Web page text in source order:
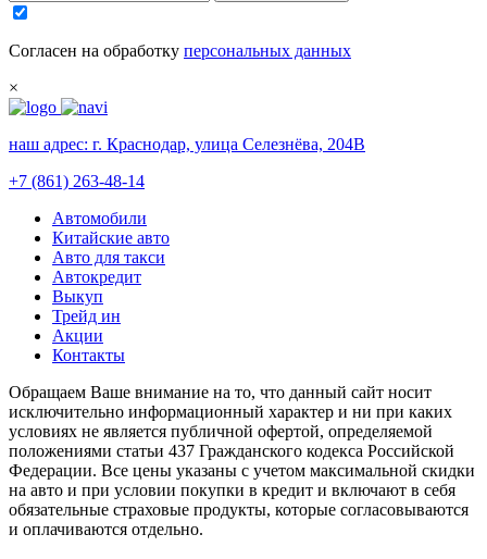
Согласен на обработку персональных данных
×
наш адрес: г. Краснодар, улица Селезнёва, 204В
+7 (861) 263-48-14
Автомобили
Китайские авто
Авто для такси
Автокредит
Выкуп
Трейд ин
Акции
Контакты
Обращаем Ваше внимание на то, что данный сайт носит
исключительно информационный характер и ни при каких
условиях не является публичной офертой, определяемой
положениями статьи 437 Гражданского кодекса Российской
Федерации. Все цены указаны с учетом максимальной скидки
на авто и при условии покупки в кредит и включают в себя
обязательные страховые продукты, которые согласовываются
и оплачиваются отдельно.